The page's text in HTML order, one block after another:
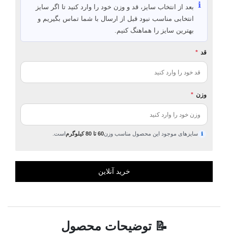
ℹ️ بعد از انتخاب سایز، قد و وزن خود را وارد کنید تا اگر سایز
انتخابی مناسب نبود قبل از ارسال با شما تماس بگیریم و
بهترین سایز را هماهنگ کنیم.
قد *
وزن *
ℹ سایزهای موجود این محصول مناسب وزن60 تا 80 کیلوگرم است.
📝 توضیحات محصول